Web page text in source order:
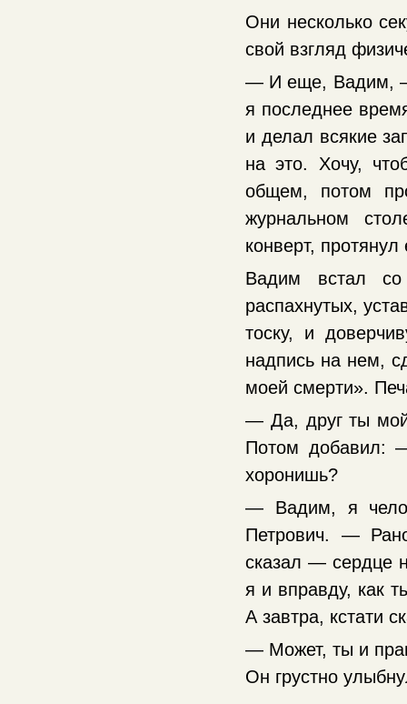
Они несколько
свой взгляд
— И еще, Вадим, —
я последнее
и делал всякие
на это. Хочу,
общем, потом
журнальном
конверт,
Вадим встал
распахнутых,
тоску, и
надпись на нем,
моей смерти».
— Да, друг ты
Потом добавил:
хоронишь?
— Вадим, я
Петрович. —
сказал — сердце
я и вправду, как
А завтра, кстати
— Может, ты и
Он грустно